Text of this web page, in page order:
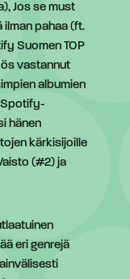
Jos se must
ilman pahaa (ft.
Suomen TOP
vastannut
albumien
Spotify-
hänen
kärkisijoille
(#2) ja
eri genrejä